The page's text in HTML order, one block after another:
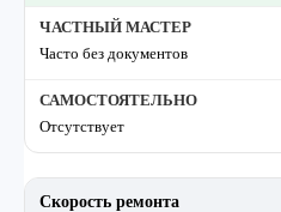
Часто без документов
Отсутствует
Скорость ремонта